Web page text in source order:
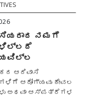
ನಮಗೆ
ಆದಿವಾಸಿ
ಆರೋಗ್ಯವು ಕೇವಲ
ಅಥವಾ ಆಸ್ಪತ್ರೆಗಳ